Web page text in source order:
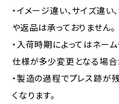
・イメージ違い、サイズ違
や返品は承っておりません。
・入荷時期によってはネー
仕様が多少変更となる場合
・製造の過程でプレス跡が
くなります。